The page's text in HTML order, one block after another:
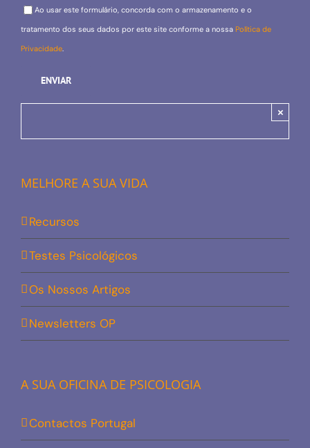
Please leave this field empty.
Ao usar este formulário, concorda com o armazenamento e o
tratamento dos seus dados por este site conforme a nossa Política de
Privacidade
×
MELHORE A SUA VIDA
Recursos
Testes Psicológicos
Os Nossos Artigos
Newsletters OP
A SUA OFICINA DE PSICOLOGIA
Contactos Portugal